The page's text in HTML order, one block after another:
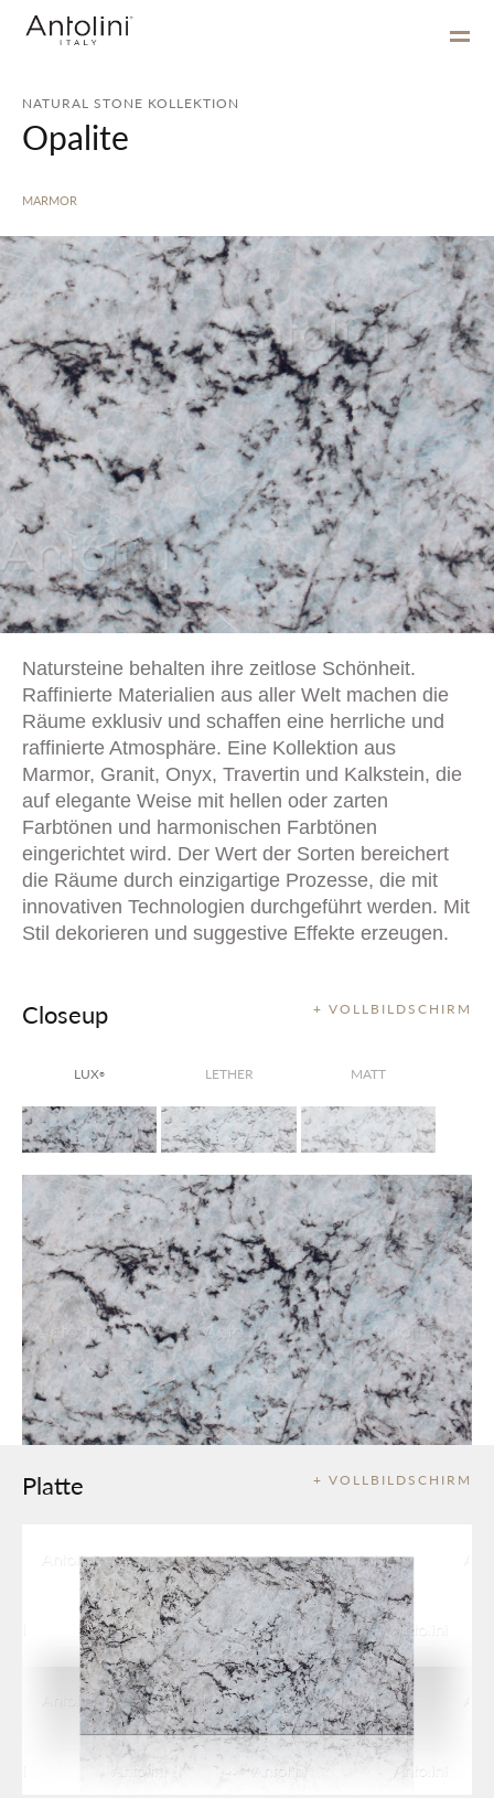
NATURAL STONE KOLLEKTION
Opalite
MARMOR
Natursteine behalten ihre zeitlose Schönheit.
Raffinierte Materialien aus aller Welt machen die
Räume exklusiv und schaffen eine herrliche und
raffinierte Atmosphäre. Eine Kollektion aus
Marmor, Granit, Onyx, Travertin und Kalkstein, die
auf elegante Weise mit hellen oder zarten
Farbtönen und harmonischen Farbtönen
eingerichtet wird. Der Wert der Sorten bereichert
die Räume durch einzigartige Prozesse, die mit
innovativen Technologien durchgeführt werden. Mit
Stil dekorieren und suggestive Effekte erzeugen.
+ VOLLBILDSCHIRM
Closeup
LUX® LETHER MATT
+ VOLLBILDSCHIRM
Platte